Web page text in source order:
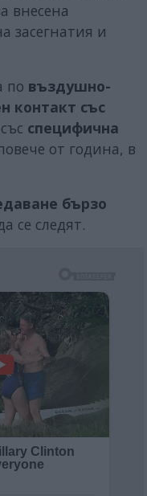
внесена
засегнатия и
по въздушно-
контакт със
специфична
от година, в
бързо
се следят.